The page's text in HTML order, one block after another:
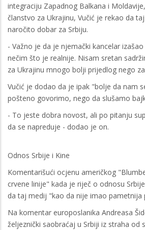
integraciju Zapadnog Balkana i
članstvo za Ukrajinu, Vučić je rekao da
naročito dobar za Srbiju.
- Važno je da je njemački kancelar
nečim što je realnije. Nisam sretan
za Ukrajinu mnogo bolji prijedlog nego
Vučić je dodao da je ipak "bolje da nam
pošteno govorimo, nego da slušamo
- To jeste dobra novost, ali po pitanju
da se napreduje - dodao je on.
Odnos Srbije i Kine
Komentarišući ocjenu američkog
crvene linije" kada je riječ o odnosu
da taj medij "kao da nije imao pametnija
Na komentar europoslanika Andreasa
željeznički saobraćaj u Srbiji iz straha od